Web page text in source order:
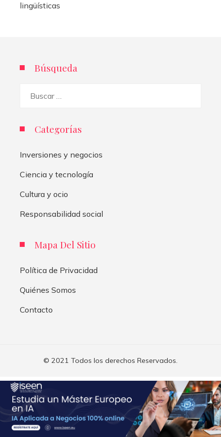
Búsqueda
Categorías
Inversiones y negocios
Ciencia y tecnología
Cultura y ocio
Responsabilidad social
Mapa Del Sitio
Política de Privacidad
Quiénes Somos
Contacto
© 2021 Todos los derechos Reservados.